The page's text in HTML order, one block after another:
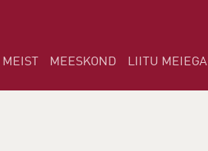
MEIST MEESKOND LIITU MEIEGA